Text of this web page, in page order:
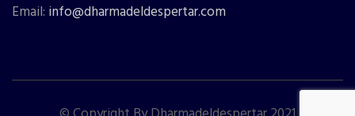
Email: info@dharmadeldespertar.com